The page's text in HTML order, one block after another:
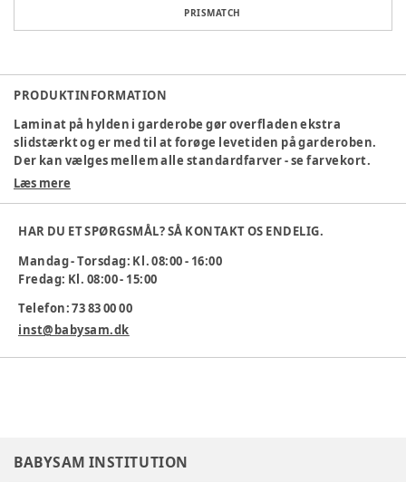
PRISMATCH
PRODUKTINFORMATION
Laminat på hylden i garderobe gør overfladen ekstra
slidstærkt og er med til at forøge levetiden på garderoben.
Der kan vælges mellem alle standardfarver - se farvekort.
Varenummer:
Læs mere
HAR DU ET SPØRGSMÅL? SÅ KONTAKT OS ENDELIG.
Mandag - Torsdag: Kl. 08:00 - 16:00
Fredag: Kl. 08:00 - 15:00
Telefon: 73 83 00 00
inst@babysam.dk
BABYSAM INSTITUTION